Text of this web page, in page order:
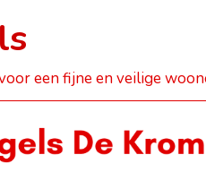
een fijne en veilige